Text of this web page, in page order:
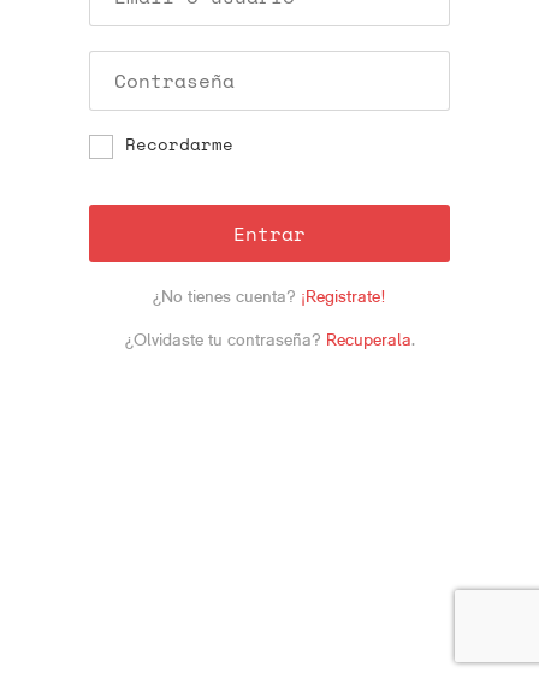
Recordarme
Entrar
¿No tienes cuenta? ¡Registrate!
¿Olvidaste tu contraseña? Recuperala.